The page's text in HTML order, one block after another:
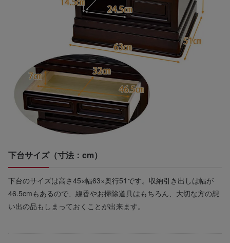
下台サイズ（寸法：cm）
下台のサイズは高さ45×幅63×奥行51です。収納引き出しは幅が
46.5cmもあるので、線香やお掃除道具はもちろん、大切な方の想
い出の品もしまっておくことが出来ます。